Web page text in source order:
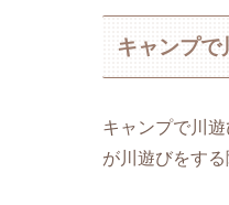
キャンプで
キャンプで川
が川遊びをす